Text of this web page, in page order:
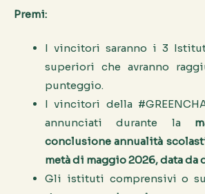
Premi:
I vincitori saranno i 3
superiori che avranno
punteggio.
I vincitori della
annunciati durante la
conclusione annualità
metà di maggio 2026, data da
Gli istituti comprensivi o